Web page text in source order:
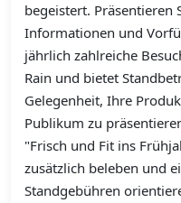
begeistert. Präsentieren
Informationen und
jährlich zahlreiche
Rain und bietet
Gelegenheit, Ihre
Publikum zu
"Frisch und Fit ins
zusätzlich beleben und
Standgebühren